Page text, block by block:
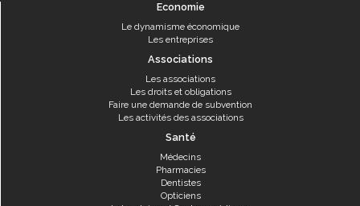
Economie
Le dynamisme économique
Les entreprises
Associations
Les associations
Les droits et obligations
Faire une demande de subvention
Les activités des associations
Santé
Médecins
Pharmacies
Dentistes
Opticiens